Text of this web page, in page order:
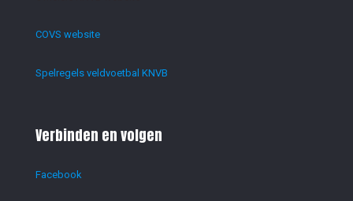
COVS website
Spelregels veldvoetbal KNVB
Verbinden en volgen
Facebook